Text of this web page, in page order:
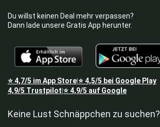
Du willst keinen Deal mehr verpassen?
Dann lade unsere Gratis App herunter.
⭐4,7/5 im App Store⭐4,5/5 bei Google Play
4,9/5 Trustpilot ⭐4,9/5 auf Google
Keine Lust Schnäppchen zu suchen?